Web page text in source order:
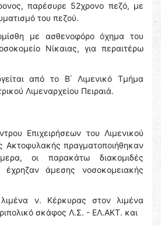
παρέσυρε 52χρονο πεζό, με
του πεζού.
με ασθενοφόρο όχημα του
Νίκαιας, για περαιτέρω
από το Β΄ Λιμενικό Τμήμα
Λιμεναρχείου Πειραιά.
Επιχειρήσεων του Λιμενικού
Ακτοφυλακής πραγματοποιήθηκαν
οι παρακάτω διακομιδές
έχρηζαν άμεσης νοσοκομειακής
ν. Κέρκυρας στον λιμένα
σκάφος Λ.Σ. - ΕΛ.ΑΚΤ. και